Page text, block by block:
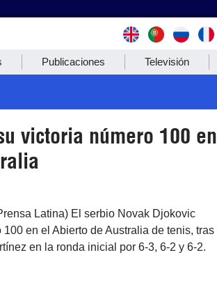
Publicaciones Televisión
victoria número 100 en
Latina) El serbio Novak Djokovic
en el Abierto de Australia de tenis, tras
en la ronda inicial por 6-3, 6-2 y 6-2.